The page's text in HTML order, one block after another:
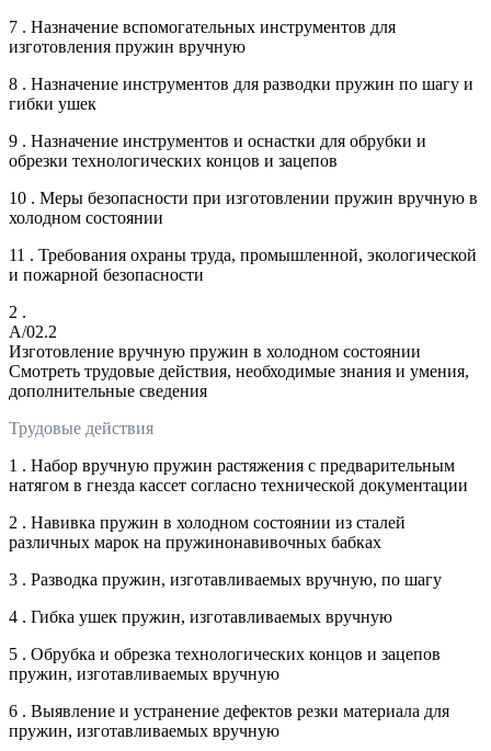
7 . Назначение вспомогательных инструментов для
изготовления пружин вручную
8 . Назначение инструментов для разводки пружин по шагу и
гибки ушек
9 . Назначение инструментов и оснастки для обрубки и
обрезки технологических концов и зацепов
10 . Меры безопасности при изготовлении пружин вручную в
холодном состоянии
11 . Требования охраны труда, промышленной, экологической
и пожарной безопасности
2 .
A/02.2
Изготовление вручную пружин в холодном состоянии
Смотреть трудовые действия, необходимые знания и умения,
дополнительные сведения
Трудовые действия
1 . Набор вручную пружин растяжения с предварительным
натягом в гнезда кассет согласно технической документации
2 . Навивка пружин в холодном состоянии из сталей
различных марок на пружинонавивочных бабках
3 . Разводка пружин, изготавливаемых вручную, по шагу
4 . Гибка ушек пружин, изготавливаемых вручную
5 . Обрубка и обрезка технологических концов и зацепов
пружин, изготавливаемых вручную
6 . Выявление и устранение дефектов резки материала для
пружин, изготавливаемых вручную